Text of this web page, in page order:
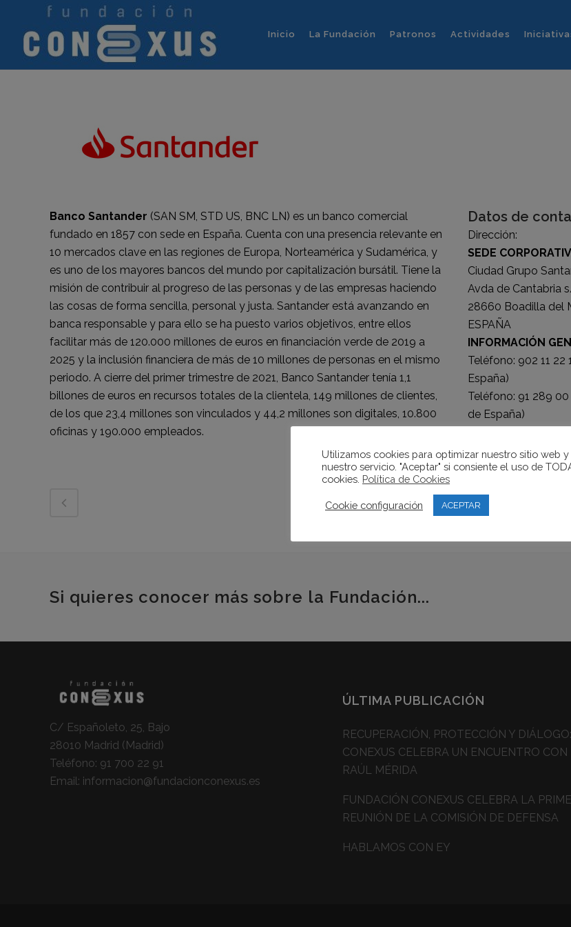
Inicio La Fundación Patronos Actividades
Banco Santander (SAN SM, STD US, BNC LN) es un banco comercial
fundado en 1857 con sede en España. Cuenta con una presencia relevante en
10 mercados clave en las regiones de Europa, Norteamérica y Sudamérica, y
es uno de los mayores bancos del mundo por capitalización bursátil. Tiene la
misión de contribuir al progreso de las personas y de las empresas haciendo
las cosas de forma sencilla, personal y justa. Santander está avanzando en
banca responsable y para ello se ha puesto varios objetivos, entre ellos
facilitar más de 120.000 millones de euros en financiación verde de 2019 a
2025 y la inclusión financiera de más de 10 millones de personas en el mismo
periodo. A cierre del primer trimestre de 2021, Banco Santander tenía 1,1
billones de euros en recursos totales de la clientela, 149 millones de clientes,
de los que 23,4 millones son vinculados y 44,2 millones son digitales, 10.800
oficinas y 190.000 empleados.
Datos de
Dirección:
SEDE
Ciudad Grupo
Avda de Cantabria
28660 Boadilla del
ESPAÑA
INFORMACIÓN
Teléfono: 902 11 22
España)
Teléfono: 91 289
de España)
Si quieres conocer más sobre la Fundación...
C/ Españoleto, 25, Bajo
28010 Madrid (Madrid)
Teléfono: 91 700 22 91
Email: informacion@fundacionconexus.es
ÚLTIMA PUBLICACIÓN
RECUPERACIÓN, PROTECCIÓN Y DIÁLOGO:
CONEXUS CELEBRA UN ENCUENTRO CON
RAÚL MÉRIDA
FUNDACIÓN CONEXUS CELEBRA LA
REUNIÓN DE LA COMISIÓN DE DEFENSA
HABLAMOS CON EY
Utilizamos cookies para optimizar nuestro sitio web y
nuestro servicio. "Aceptar" si consiente el uso de
cookies. Política de Cookies
Cookie configuración ACEPTAR